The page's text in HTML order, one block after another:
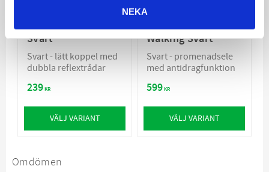
NEKA
Omdömen
Metizo Koppel Runt
Svart
Svart - lätt koppel med
dubbla reflextrådar
239KR
VÄLJ VARIANT
Metizo Future
Walking Svart
Svart - promenadsele
med antidragfunktion
599KR
VÄLJ VARIANT